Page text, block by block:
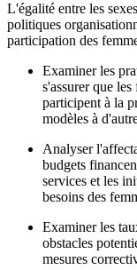
L'égalité entre les
politiques
participation des
Examiner les
s'assurer que
participent à la
modèles à
Analyser
budgets
services et les
besoins des
Examiner les
obstacles
mesures